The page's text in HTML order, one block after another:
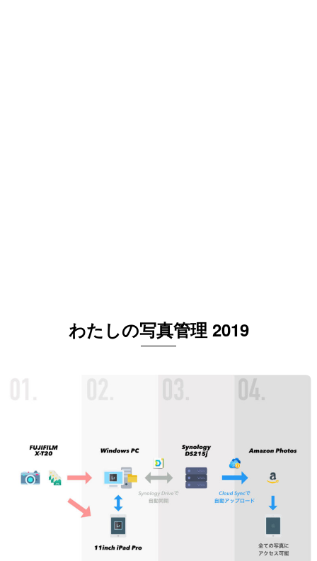
わたしの写真管理 2019